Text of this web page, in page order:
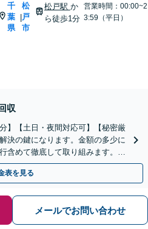
千
葉
県
|
松
戸
市
松戸駅 か
ら徒歩1分
営業時間：00:00~2
3:59（平日）
収
】【土日・夜間対応可】【秘密厳
決の鍵になります。金額の多少に
含めて徹底して取り組みます。ま
表を見る
メールでお問い合わせ